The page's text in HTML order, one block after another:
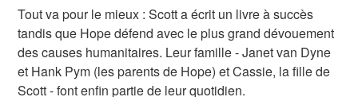
Tout va pour le mieux : Scott a écrit un livre à succès
tandis que Hope défend avec le plus grand dévouement
des causes humanitaires. Leur famille - Janet van Dyne
et Hank Pym (les parents de Hope) et Cassie, la fille de
Scott - font enfin partie de leur quotidien.